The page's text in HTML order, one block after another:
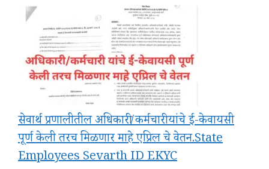
सेवार्थ प्रणालीतील अधिकारी/कर्मचारी यांचे ई-केवायसी
पूर्ण केली तरच मिळणार माहे एप्रिल चे वेतन.State
Employees Sevarth ID EKYC